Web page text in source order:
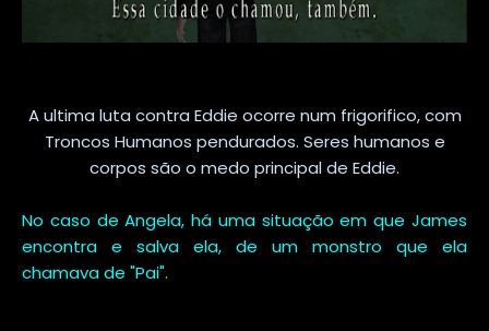
A ultima luta contra Eddie ocorre num frigorifico, com
Troncos Humanos pendurados. Seres humanos e
corpos são o medo principal de Eddie.
No caso de Angela, há uma situação em que James
encontra e salva ela, de um monstro que ela
chamava de "Pai".